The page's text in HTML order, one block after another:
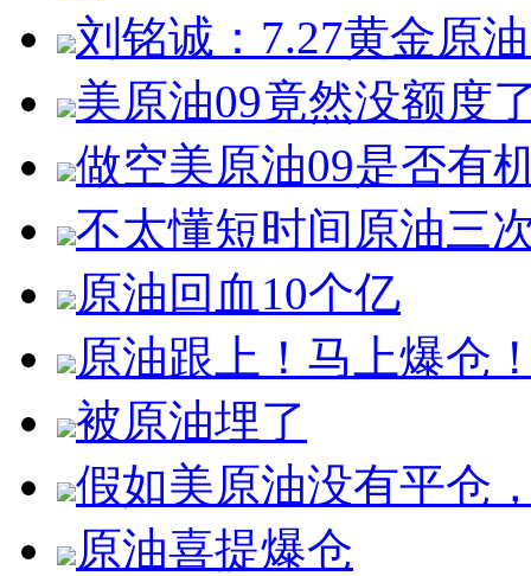
刘铭诚：7.27黄金原
美原油09竟然没额度
做空美原油09是否有
不太懂短时间原油三
原油回血10个亿
原油跟上！马上爆仓
被原油埋了
假如美原油没有平仓
原油喜提爆仓